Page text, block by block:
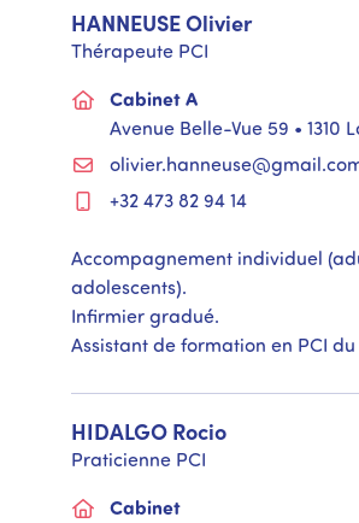
HANNEUSEOlivier
Thérapeute PCI
Cabinet A
Avenue Belle-Vue 59 • 1310
+32 473 82 94 14
Accompagnement individuel
adolescents).
Infirmier gradué.
Assistant de formation en PCI du
HIDALGO Rocio
Praticienne PCI
Cabinet